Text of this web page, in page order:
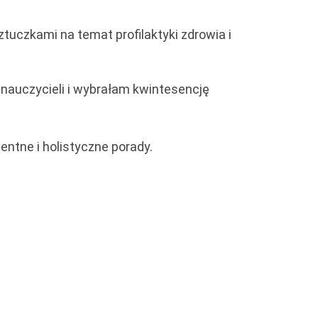
na temat profilaktyki zdrowia i
i wybrałam kwintesencję
i holistyczne porady.